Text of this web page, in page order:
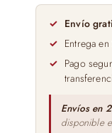
Crianza
75cl
cantidad
Envío
Entrega en
Pago
Envíos en
disponible